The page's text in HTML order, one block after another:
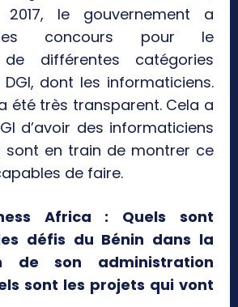
2017, le gouvernement a
concours pour le
de différentes catégories
dont les informaticiens.
été très transparent. Cela a
d’avoir des informaticiens
sont en train de montrer ce
de faire.
Africa : Quels sont
défis du Bénin dans la
de son administration
sont les projets qui vont